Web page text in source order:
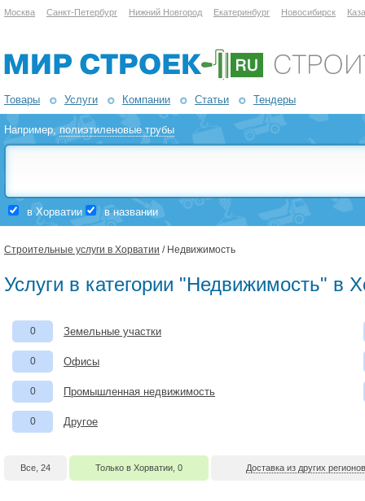
Москва Санкт-Петербург Нижний Новгород Екатеринбург Новосибирск
Товары Услуги Компании Статьи Тендеры
Например,полиэтиленовые трубы
в Хорватии в названии
Строительные услуги в Хорватии / Недвижимость
Услуги в категории "Недвижимость" в
0 Земельные участки
0 Офисы
0 Промышленная недвижимость
0 Другое
Все, 24 Только в Хорватии, 0 Доставка из других